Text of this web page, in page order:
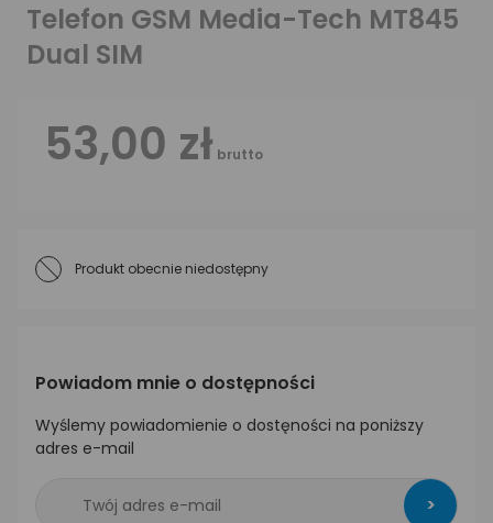
Telefon GSM Media-Tech MT845
Dual SIM
53,00 zł brutto
Produkt obecnie niedostępny
Powiadom mnie o dostępności
Wyślemy powiadomienie o dostęności na poniższy
adres e-mail
>